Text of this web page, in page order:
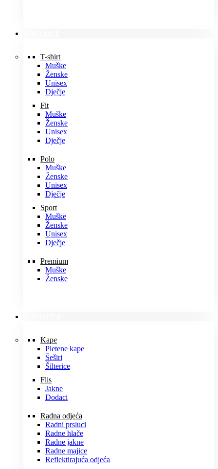
T-shirt
Muške
Ženske
Unisex
Dječje
Fit
Muške
Ženske
Unisex
Dječje
Polo
Muške
Ženske
Unisex
Dječje
Sport
Muške
Ženske
Unisex
Dječje
Premium
Muške
Ženske
Kape
Pletene kape
Šeširi
Šilterice
Flis
Jakne
Dodaci
Radna odjeća
Radni prsluci
Radne hlače
Radne jakne
Radne majice
Reflektirajuća odjeća